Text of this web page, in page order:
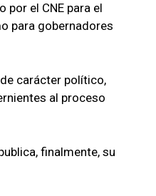
el CNE para el
para gobernadores
carácter político,
al proceso
finalmente, su